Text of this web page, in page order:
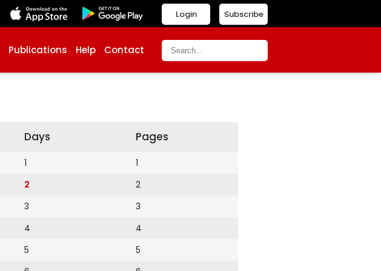
Subscribe
Login
Publications Help Contact
Days
1
2
3
4
5
Pages
1
2
3
4
5